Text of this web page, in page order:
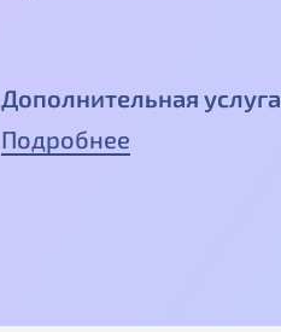
Дополнительная услуга
Подробнее